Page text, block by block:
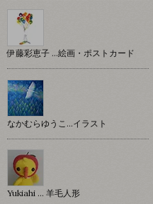
伊藤彩恵子 …絵画・ポストカード
なかむらゆうこ…イラスト
Yukiahi … 羊毛人形